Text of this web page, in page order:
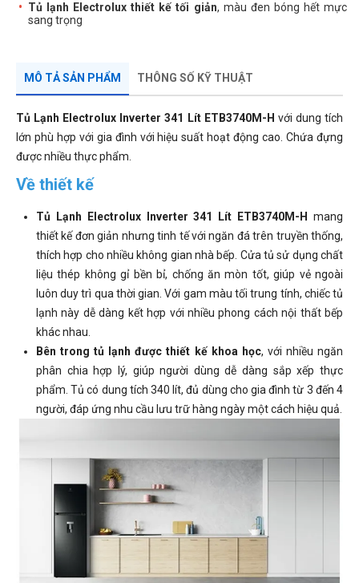
Tủ lạnh Electrolux thiết kế tối giản, màu đen bóng hết mực
sang trọng
MÔ TẢ SẢN PHẨM THÔNG SỐ KỸ THUẬT
Tủ Lạnh Electrolux Inverter 341 Lít ETB3740M-H với dung tích
lớn phù hợp với gia đình với hiệu suất hoạt động cao. Chứa đựng
được nhiều thực phẩm.
Về thiết kế
Tủ Lạnh Electrolux Inverter 341 Lít ETB3740M-H
mang
thiết kế đơn giản nhưng tinh tế với ngăn đá trên truyền thống,
thích hợp cho nhiều không gian nhà bếp. Cửa tủ sử dụng chất
liệu thép không gỉ bền bỉ, chống ăn mòn tốt, giúp vẻ ngoài
luôn duy trì qua thời gian. Với gam màu tối trung tính, chiếc tủ
lạnh này dễ dàng kết hợp với nhiều phong cách nội thất bếp
khác nhau.
Bên trong tủ lạnh được thiết kế khoa học, với nhiều ngăn
phân chia hợp lý, giúp người dùng dễ dàng sắp xếp thực
phẩm. Tủ có dung tích 340 lít, đủ dùng cho gia đình từ 3 đến 4
người, đáp ứng nhu cầu lưu trữ hàng ngày một cách hiệu quả.